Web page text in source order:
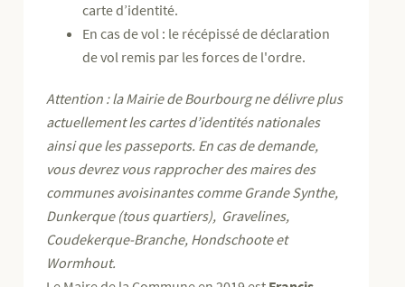
carte d’identité.
En cas de vol : le récépissé de déclaration
de vol remis par les forces de l'ordre.
Attention : la Mairie de Bourbourg ne délivre plus
actuellement les cartes d’identités nationales
ainsi que les passeports. En cas de demande,
vous devrez vous rapprocher des maires des
communes avoisinantes comme Grande Synthe,
Dunkerque (tous quartiers), Gravelines,
Coudekerque-Branche, Hondschoote et
Wormhout.